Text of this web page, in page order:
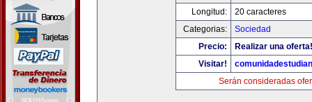
Longitud:
20 caracteres
Categorias:
Sociedad
Precio:
Realizar una oferta!
Visitar!
Serán consideradas